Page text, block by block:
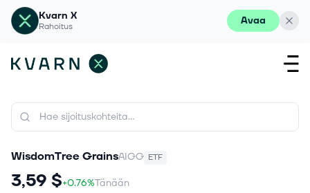
Kvarn X
Rahoitus Avaa
WisdomTree GrainsAIGG ETF
3,59 $+0.76%Tänään